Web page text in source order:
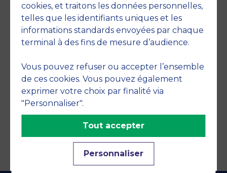
Engagements
cookies, et traitons les données personnelles,
telles que les identifiants uniques et les
informations standards envoyées par chaque
terminal à des fins de mesure d’audience.
Vous pouvez refuser ou accepter l’ensemble
de ces cookies. Vous pouvez également
exprimer votre choix par finalité via
"Personnaliser".
Personnaliser
Tout accepter